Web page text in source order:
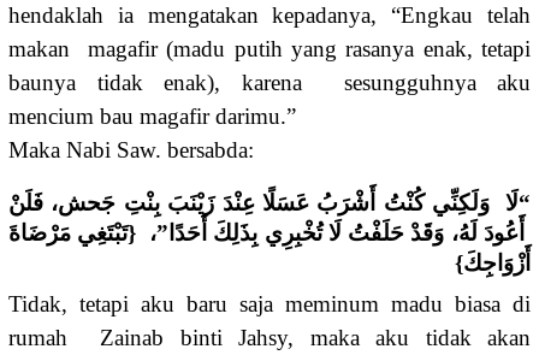
hendaklah ia mengatakan kepadanya, “Engkau telah
makan magafir (madu putih yang rasanya enak, tetapi
baunya tidak enak), karena sesungguhnya aku
mencium bau magafir darimu.”
Maka Nabi Saw. bersabda:
“لَا وَلَكِنِّي كُنْتُ أَشْرَبُ عَسَلًا عِنْدَ زَيْنَبَ بِنْتِ جَحش، فَلَنْ
أَعُودَ لَهُ، وَقَدْ حَلَفْتُ لَا تُخْبِرِي بِذَلِكَ أَحَدًا”، {تَبْتَغِي مَرْضَاةَ
أَزْوَاجِكَ}
Tidak, tetapi aku baru saja meminum madu biasa di
rumah Zainab binti Jahsy, maka aku tidak akan